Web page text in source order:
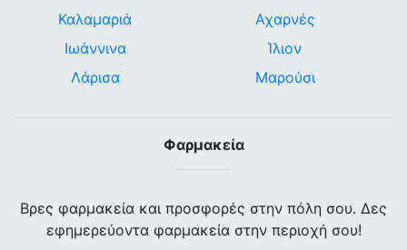
Καλαμαριά
Ιωάννινα
Λάρισα
Αχαρνές
Ίλιον
Μαρούσι
Φαρμακεία
Βρες φαρμακεία και προσφορές στην πόλη σου. Δες
εφημερεύοντα φαρμακεία στην περιοχή σου!